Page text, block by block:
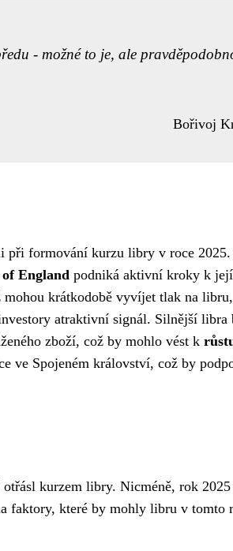
- možné to je, ale
Bořivoj
při formování kurzu libry v roce
England podniká aktivní kroky k
krátkodobě vyvíjet tlak na libru,
atraktivní signál. Silnější libra
zboží, což by mohlo vést k
ve Spojeném království, což by
kurzem libry. Nicméně, rok
faktory, které by mohly libru v tomto